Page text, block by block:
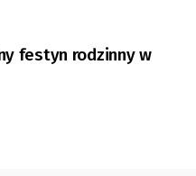
festyn rodzinny w